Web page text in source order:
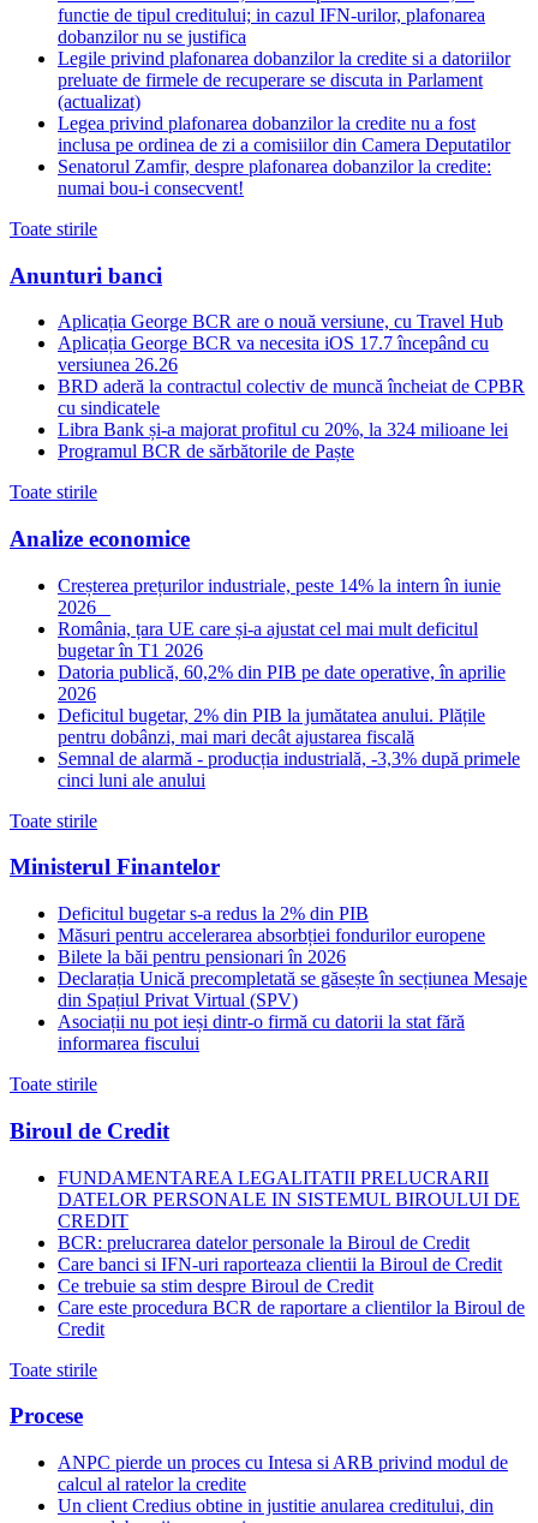
functie de tipul creditului; in cazul IFN-urilor, plafonarea
dobanzilor nu se justifica
Legile privind plafonarea dobanzilor la credite si a datoriilor
preluate de firmele de recuperare se discuta in Parlament
(actualizat)
Legea privind plafonarea dobanzilor la credite nu a fost
inclusa pe ordinea de zi a comisiilor din Camera Deputatilor
Senatorul Zamfir, despre plafonarea dobanzilor la credite:
numai bou-i consecvent!
Toate stirile
Anunturi banci
Aplicația George BCR are o nouă versiune, cu Travel Hub
Aplicația George BCR va necesita iOS 17.7 începând cu
versiunea 26.26
BRD aderă la contractul colectiv de muncă încheiat de CPBR
cu sindicatele
Libra Bank și-a majorat profitul cu 20%, la 324 milioane lei
Programul BCR de sărbătorile de Paște
Toate stirile
Analize economice
Creșterea prețurilor industriale, peste 14% la intern în iunie
2026
România, țara UE care și-a ajustat cel mai mult deficitul
bugetar în T1 2026
Datoria publică, 60,2% din PIB pe date operative, în aprilie
2026
Deficitul bugetar, 2% din PIB la jumătatea anului. Plățile
pentru dobânzi, mai mari decât ajustarea fiscală
Semnal de alarmă - producția industrială, -3,3% după primele
cinci luni ale anului
Toate stirile
Ministerul Finantelor
Deficitul bugetar s-a redus la 2% din PIB
Măsuri pentru accelerarea absorbției fondurilor europene
Bilete la băi pentru pensionari în 2026
Declarația Unică precompletată se găsește în secțiunea Mesaje
din Spațiul Privat Virtual (SPV)
Asociații nu pot ieși dintr-o firmă cu datorii la stat fără
informarea fiscului
Toate stirile
Biroul de Credit
FUNDAMENTAREA LEGALITATII PRELUCRARII
DATELOR PERSONALE IN SISTEMUL BIROULUI DE
CREDIT
BCR: prelucrarea datelor personale la Biroul de Credit
Care banci si IFN-uri raporteaza clientii la Biroul de Credit
Ce trebuie sa stim despre Biroul de Credit
Care este procedura BCR de raportare a clientilor la Biroul de
Credit
Toate stirile
Procese
ANPC pierde un proces cu Intesa si ARB privind modul de
calcul al ratelor la credite
Un client Credius obtine in justitie anularea creditului, din